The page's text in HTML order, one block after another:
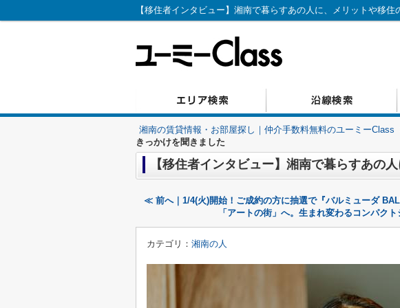
湘南の賃貸情報・お部屋探し｜仲介手数料無料のユーミーClass
きっかけを聞きました
【移住者インタビュー】湘南で暮らすあの
≪ 前へ｜1/4(火)開始！ご成約の方に抽選で『バルミューダ
「アートの街」へ。生まれ変わるコンパク
カテゴリ： 湘南の人